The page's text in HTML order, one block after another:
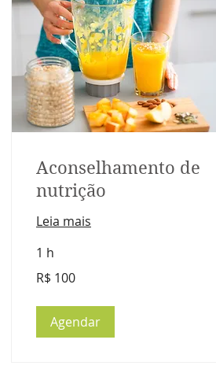
Aconselhamento de
nutrição
Leia mais
1 h
Reais
R$ 100
Agendar